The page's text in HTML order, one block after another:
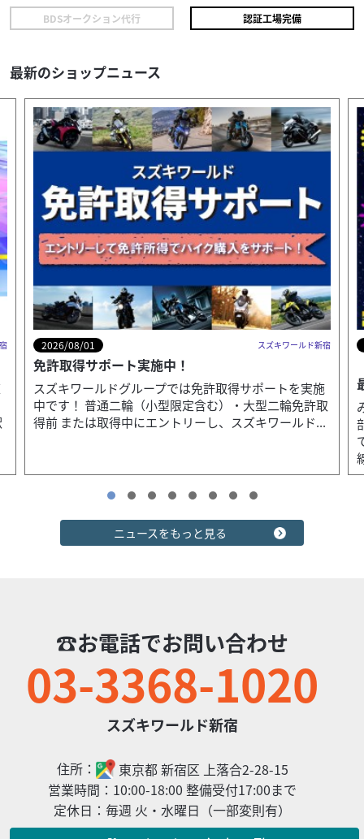
スズキ スズキワールド新宿
DR-Z4S 2025年モデル ETC付き ワンオーナー
本体価格:
99 万円
ていただく為、一都六県にお住まいの方で当社グループ店
に整備ご入庫いただけるお客様への販売とさせていただ...
スズキ スズキワールド新宿
象...
152 .90 万円
『当店では末永くお客様にアフターサービスをご提供させ
ていただく為、一都六県にお住まいの方で当社グループ店
BDSオークション代行 認証工場完備
最新のショップニュース
2026/08/01 スズキワールド新宿
【新宿区】夏の決算セール！都心で話題の大型・
最新車を多数展示
みなさんこんにちは！スズキワールド新宿です。 都心
部での通勤・街乗りから休日のロングツーリングま
2026/08/01 スズキワールド新宿
免許取得サポート実施中！
スズキワールドグループでは免許取得サポートを実施中で
す！ 普通二輪（小型限定含む）・大型二輪免許取得前 また
ニュースをもっと見る
☎お電話でお問い合わせ
03-3368-1020
スズキワールド新宿
住所： 東京都新宿区 上落合2-28-15
営業時間： 10:00-18:00 整備受付17:00まで
定休日： 毎週 火・水曜日（一部変則有）